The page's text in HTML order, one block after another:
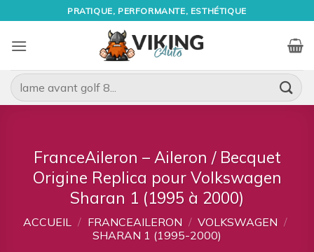
au
contenu
PRATIQUE, PERFORMANTE, ESTHÉTIQUE
Recherche
pour :
FranceAileron – Aileron / Becquet
Origine Replica pour Volkswagen
Sharan 1 (1995 à 2000)
ACCUEIL / FRANCEAILERON / VOLKSWAGEN /
SHARAN 1 (1995-2000)